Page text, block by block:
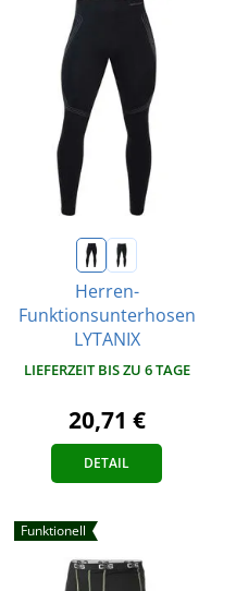
Herren-
Funktionsunterhosen
LYTANIX
LIEFERZEIT BIS ZU 6 TAGE
20,71 €
DETAIL
Funktionell